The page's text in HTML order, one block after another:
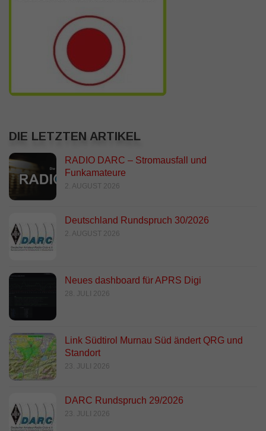
DIE LETZTEN ARTIKEL
RADIO DARC – Stromausfall und
Funkamateure
2. AUGUST 2026
Deutschland Rundspruch 30/2026
2. AUGUST 2026
Neues dashboard für APRS Digi
28. JULI 2026
Link Südtirol Murnau Süd ändert QRG und
Standort
23. JULI 2026
DARC Rundspruch 29/2026
23. JULI 2026